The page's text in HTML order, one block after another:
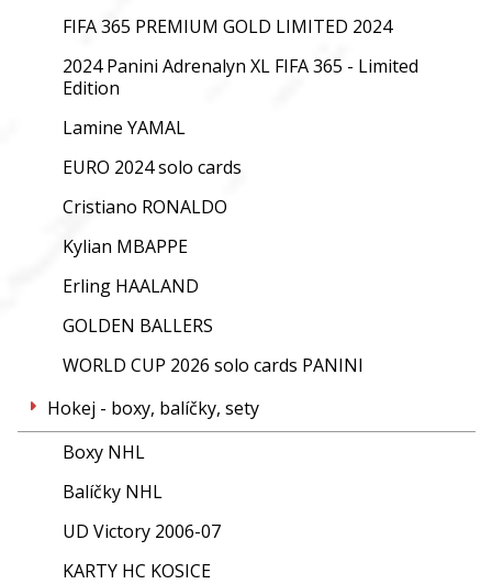
FIFA 365 PREMIUM GOLD LIMITED 2024
2024 Panini Adrenalyn XL FIFA 365 - Limited
Edition
Lamine YAMAL
EURO 2024 solo cards
Cristiano RONALDO
Kylian MBAPPE
Erling HAALAND
GOLDEN BALLERS
WORLD CUP 2026 solo cards PANINI
Hokej - boxy, balíčky, sety
Boxy NHL
Balíčky NHL
UD Victory 2006-07
KARTY HC KOSICE